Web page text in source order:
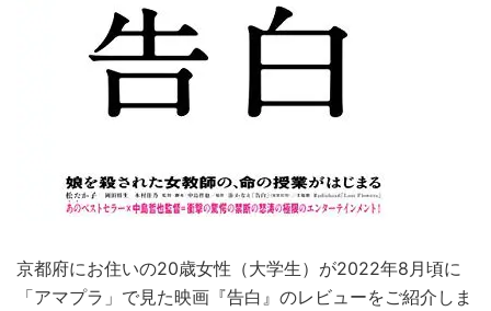
京都府にお住いの20歳女性（大学生）が2022年8月頃に
「アマプラ」で見た映画『告白』のレビューをご紹介しま